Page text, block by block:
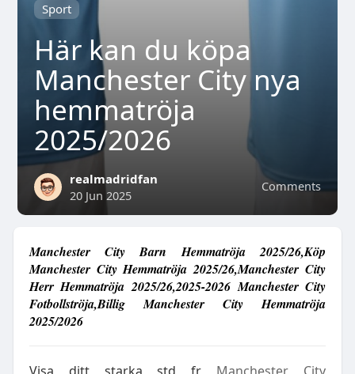
Sport
Här kan du köpa
Manchester City nya
hemmatröja
2025/2026
Comments
realmadridfan
20 Jun 2025
Manchester City Barn Hemmatröja 2025/26,Köp
Manchester City Hemmatröja 2025/26,Manchester City
Herr Hemmatröja 2025/26,2025-2026 Manchester City
Fotbollströja,Billig Manchester City Hemmatröja
2025/2026